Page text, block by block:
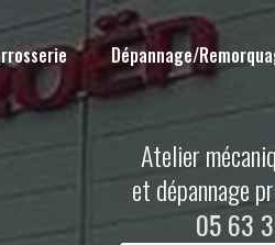
Dépannage/
Atelier
et dépannage
05 63